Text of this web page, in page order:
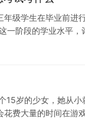
年级学生在毕业前进
一阶段的学业水平，
15岁的少女，她从小
花费大量的时间在游